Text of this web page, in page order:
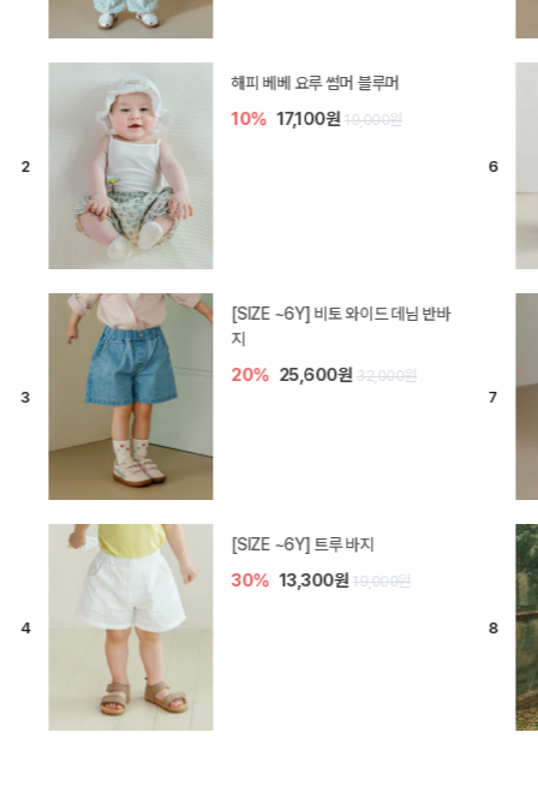
듀이 아기 바지
10% 17,100원 19,000원
[SIZE ~6Y] 라핀 카프리 팬츠
30%
엘로디 니트 아기 바지
20% 16,000원 20,000원